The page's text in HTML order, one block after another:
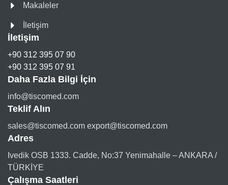
Makaleler
İletişim
İletişim
+90 312 395 07 90
+90 312 395 07 91
Daha Fazla Bilgi İçin
info@tiscomed.com
Teklif Alın
sales@tiscomed.com export@tiscomed.com
Adres
Ivedik OSB 1333. Cadde, No:37 Yenimahalle – ANKARA /
TÜRKİYE
Çalışma Saatleri